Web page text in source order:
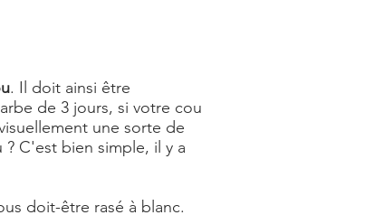
. Il doit ainsi être
de 3 jours, si votre cou
une sorte de
C'est bien simple, il y a
doit-être rasé à blanc.